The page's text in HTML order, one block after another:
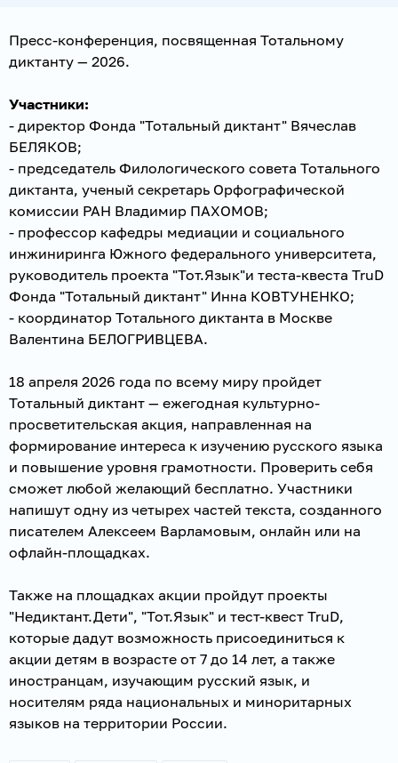
Пресс-конференция, посвященная Тотальному
диктанту — 2026.
Участники:
- директор Фонда "Тотальный диктант" Вячеслав
БЕЛЯКОВ;
- председатель Филологического совета Тотального
диктанта, ученый секретарь Орфографической
комиссии РАН Владимир ПАХОМОВ;
- профессор кафедры медиации и социального
инжиниринга Южного федерального университета,
руководитель проекта "Тот.Язык"и теста-квеста TruD
Фонда "Тотальный диктант" Инна КОВТУНЕНКО;
- координатор Тотального диктанта в Москве
Валентина БЕЛОГРИВЦЕВА.
18 апреля 2026 года по всему миру пройдет
Тотальный диктант — ежегодная культурно-
просветительская акция, направленная на
формирование интереса к изучению русского языка
и повышение уровня грамотности. Проверить себя
сможет любой желающий бесплатно. Участники
напишут одну из четырех частей текста, созданного
писателем Алексеем Варламовым, онлайн или на
офлайн-площадках.
Также на площадках акции пройдут проекты
"Недиктант.Дети", "Тот.Язык" и тест-квест TruD,
которые дадут возможность присоединиться к
акции детям в возрасте от 7 до 14 лет, а также
иностранцам, изучающим русский язык, и
носителям ряда национальных и миноритарных
языков на территории России.